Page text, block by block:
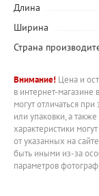
Длина
Ширина
Страна
Внимание! Цена и
в интернет-
могут отличаться
или упаковки, а
характеристики
от указанных на
быть иными из-за
параметров